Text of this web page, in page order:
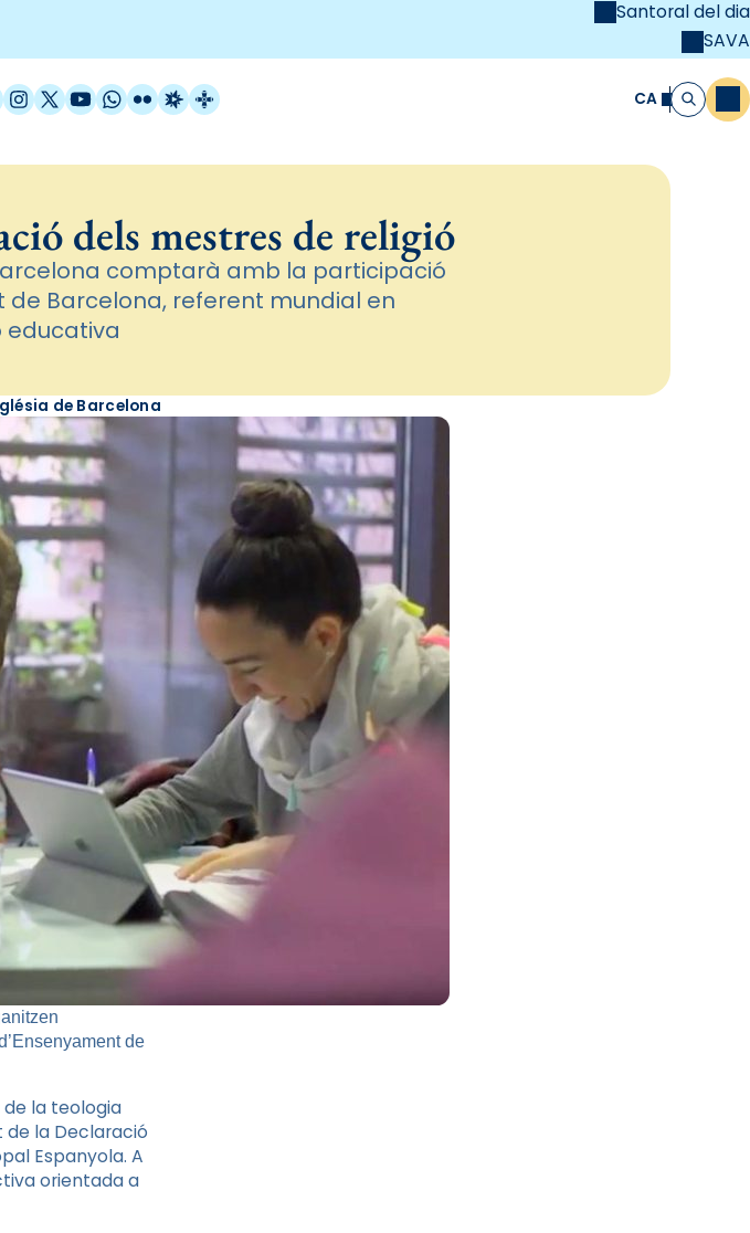
Santoral del dia
SAVA
Instagram
X / Twitter
YouTube
WhatsApp
FlickrRadio Estel
Catalunya Cristiana CA Cerca
dels mestres de religió
comptarà amb la participació
de Barcelona, referent mundial en
educativa
de Barcelona
de
de la teologia
de la Declaració
Espanyola. A
orientada a